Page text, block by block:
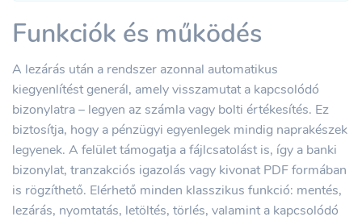
Funkciók és működés
A lezárás után a rendszer azonnal automatikus
kiegyenlítést generál, amely visszamutat a kapcsolódó
bizonylatra – legyen az számla vagy bolti értékesítés. Ez
biztosítja, hogy a pénzügyi egyenlegek mindig naprakészek
legyenek. A felület támogatja a fájlcsatolást is, így a banki
bizonylat, tranzakciós igazolás vagy kivonat PDF formában
is rögzíthető. Elérhető minden klasszikus funkció: mentés,
lezárás, nyomtatás, letöltés, törlés, valamint a kapcsolódó